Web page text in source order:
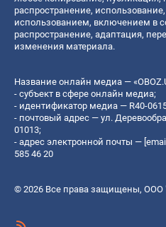
распространение,
использованием, включением в
распространение, адаптация,
изменения материала.
Название онлайн медиа —
- субъект в сфере онлайн медиа;
- идентификатор медиа — R40-
- почтовый адрес — ул.
01013;
- адрес электронной почты —
585 46 20
© 2026 Все права защищены, ООО